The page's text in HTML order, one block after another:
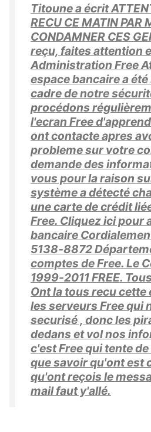
Titoune a écrit
RECU CE MATIN PAR
CONDAMNER CES
reçu, faites attention
Administration Free
espace bancaire a
cadre de notre
procédons
l'ecran Free
ont contacte apres
probleme sur votre
demande des
vous pour la raison
système a détecté
une carte de crédit
Free. Cliquez ici pour
bancaire
5138-8872
comptes de Free. Le
1999-2011 FREE.
Ont la tous recu
les serveurs Free qui
securisé , donc les
dedans et vol nos
c'est Free qui tente
que savoir qu'ont est
qu'ont reçois le
mail faut y'allé.